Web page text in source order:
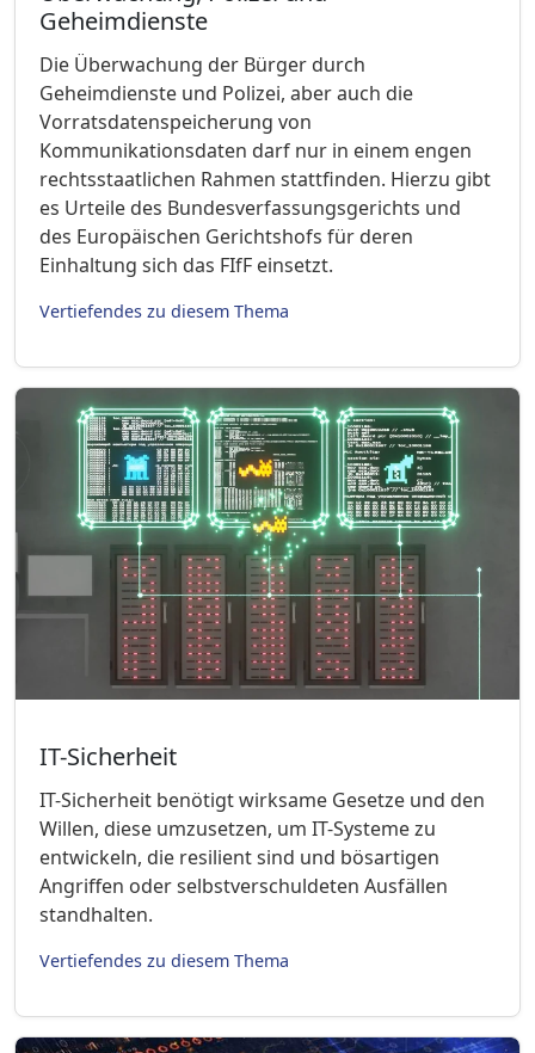
Geheimdienste
Die Überwachung der Bürger durch
Geheimdienste und Polizei, aber auch die
Vorratsdatenspeicherung von
Kommunikationsdaten darf nur in einem engen
rechtsstaatlichen Rahmen stattfinden. Hierzu gibt
es Urteile des Bundesverfassungsgerichts und
des Europäischen Gerichtshofs für deren
Einhaltung sich das FIfF einsetzt.
Vertiefendes zu diesem Thema
IT-Sicherheit
IT-Sicherheit benötigt wirksame Gesetze und den
Willen, diese umzusetzen, um IT-Systeme zu
entwickeln, die resilient sind und bösartigen
Angriffen oder selbstverschuldeten Ausfällen
standhalten.
Vertiefendes zu diesem Thema